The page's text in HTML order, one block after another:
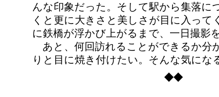
んな印象だった。そして駅から集落に
くと更に大きさと美しさが目に入って
に鉄橋が浮かび上がるまで、一日撮影
あと、何回訪れることができるか分
りと目に焼き付けたい。そんな気にな
◆◆